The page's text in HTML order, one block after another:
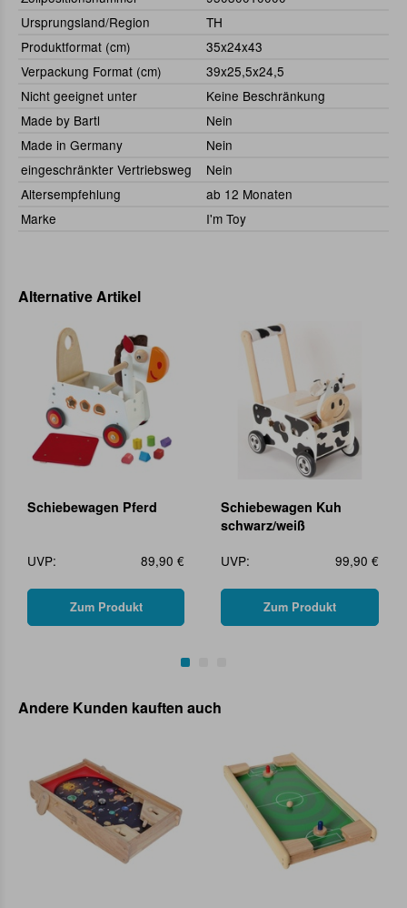
Ursprungsland/Region
TH
Produktformat (cm)
35x24x43
Verpackung Format (cm)
39x25,5x24,5
Nicht geeignet unter
Keine Beschränkung
Made by Bartl
Nein
Made in Germany
Nein
eingeschränkter Vertriebsweg
Nein
Altersempfehlung
ab 12 Monaten
Marke
I'm Toy
Alternative Artikel
Schiebewagen Pferd
UVP: 89,90 €
Zum Produkt
Schiebewagen Kuh
schwarz/weiß
UVP:
99,90 €
Zum Produkt
Andere Kunden kauften auch